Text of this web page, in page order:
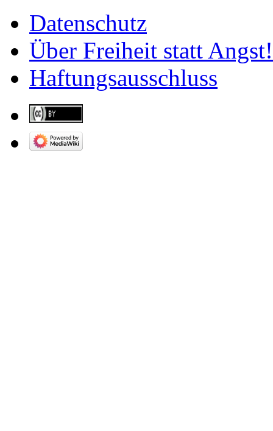
Datenschutz
Über Freiheit statt Angst!
Haftungsausschluss